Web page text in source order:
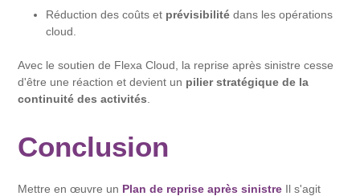
Réduction des coûts et prévisibilité dans les opérations
cloud.
Avec le soutien de Flexa Cloud, la reprise après sinistre cesse
d'être une réaction et devient un pilier stratégique de la
continuité des activités
Conclusion
Mettre en œuvre un Plan de reprise après sinistre Il s'agit